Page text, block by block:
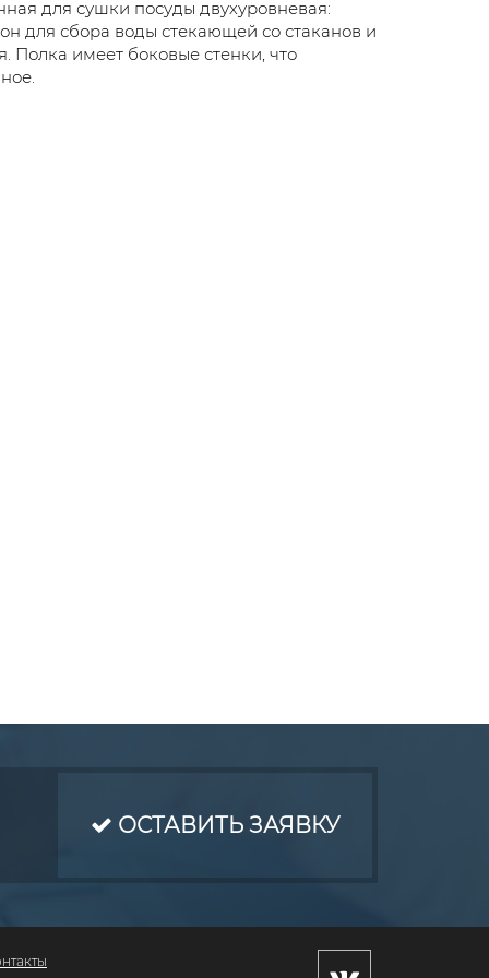
для сушки посуды двухуровневая:
для сбора воды стекающей со стаканов и
Полка имеет боковые стенки, что
ОСТАВИТЬ ЗАЯВКУ